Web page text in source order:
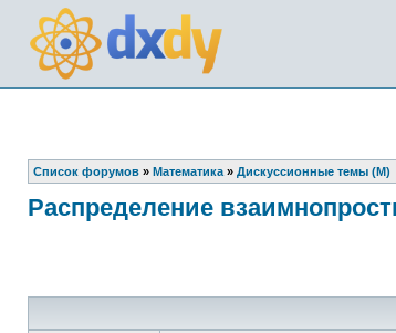
Список форумов » Математика » Дискуссионные темы (М)
Распределение